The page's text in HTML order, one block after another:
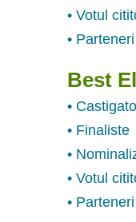
• Votul
• Parteneri
Best
•
• Finaliste
•
• Votul
• Parteneri